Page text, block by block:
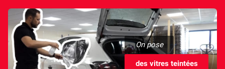
On pose
des vitres teintées